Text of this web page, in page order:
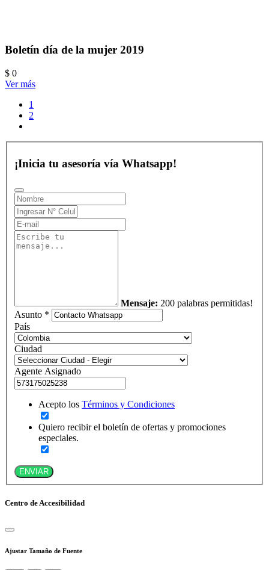
Boletín día de la mujer 2019
$ 0
Ver más
1
2
¡Inicia tu asesoría vía Whatsapp!
Mensaje: 200 palabras permitidas!
Asunto *
País
Ciudad
Agente Asignado
Acepto los Términos y Condiciones
Quiero recibir el boletín de ofertas y promociones
especiales.
ENVIAR
Centro de Accesibilidad
Ajustar Tamaño de Fuente